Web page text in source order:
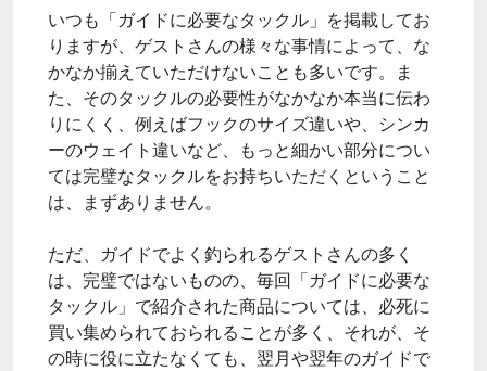
いつも「ガイドに必要なタックル」を掲載してお
りますが、ゲストさんの様々な事情によって、な
かなか揃えていただけないことも多いです。ま
た、そのタックルの必要性がなかなか本当に伝わ
りにくく、例えばフックのサイズ違いや、シンカ
ーのウェイト違いなど、もっと細かい部分につい
ては完璧なタックルをお持ちいただくということ
は、まずありません。
ただ、ガイドでよく釣られるゲストさんの多く
は、完璧ではないものの、毎回「ガイドに必要な
タックル」で紹介された商品については、必死に
買い集められておられることが多く、それが、そ
の時に役に立たなくても、翌月や翌年のガイドで